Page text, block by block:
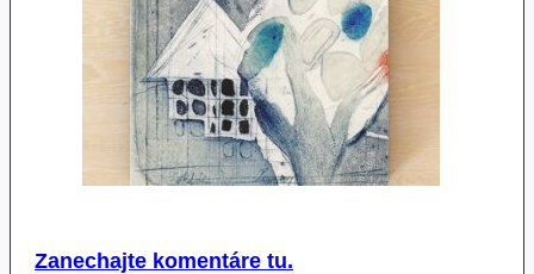
Zanechajte komentáre tu.